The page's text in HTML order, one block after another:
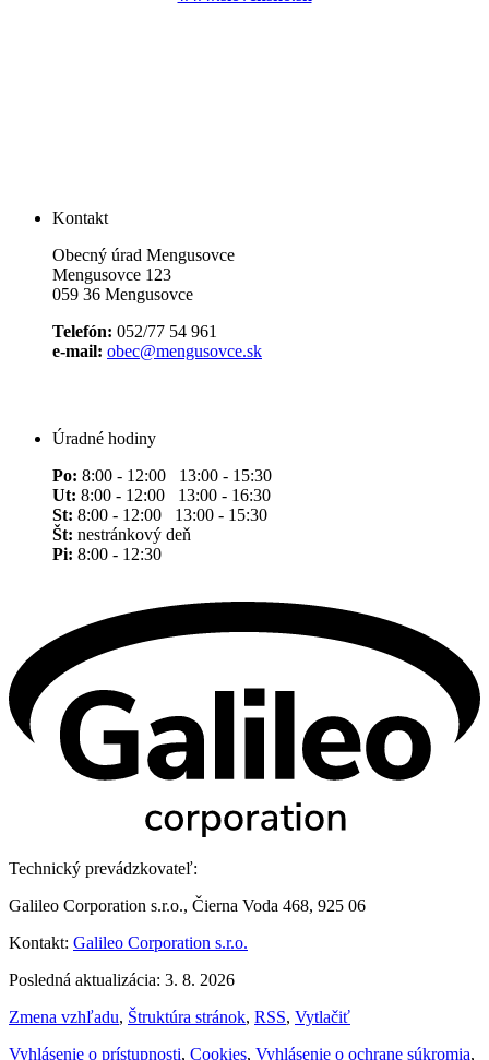
Kontakt
Obecný úrad Mengusovce
Mengusovce 123
059 36 Mengusovce
Telefón: 052/77 54 961
e-mail: obec@mengusovce.sk
Úradné hodiny
Po: 8:00 - 12:00 13:00 - 15:30
Ut: 8:00 - 12:00 13:00 - 16:30
St: 8:00 - 12:00 13:00 - 15:30
Št: nestránkový deň
Pi: 8:00 - 12:30
Technický prevádzkovateľ:
Galileo Corporation s.r.o., Čierna Voda 468, 925 06
Kontakt: Galileo Corporation s.r.o.
Posledná aktualizácia: 3. 8. 2026
Zmena vzhľadu, Štruktúra stránok, RSS, Vytlačiť
Vyhlásenie o prístupnosti, Cookies, Vyhlásenie o ochrane súkromia,